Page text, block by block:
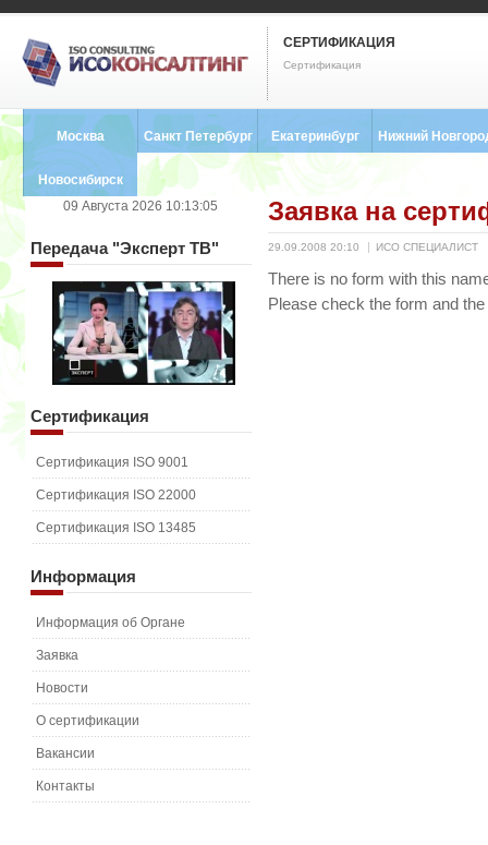
СЕРТИФИКАЦИЯ
Сертификация
Москва Санкт Петербург
8 (812) 748-2493
Екатеринбург
8 (343) 237-2593
Нижний
Новосибирск
8 (383) 227-8449 Заявка на
29.09.2008 20:10 ИСО СПЕЦИАЛИСТ
There is no form with this
Please check the form and
09 Августа 2026 10:13:05
Передача"Эксперт ТВ"
Сертификация
Сертификация ISO 9001
Сертификация ISO 22000
Сертификация ISO 13485
Информация
Информация об Органе
Заявка
Новости
О сертификации
Вакансии
Контакты